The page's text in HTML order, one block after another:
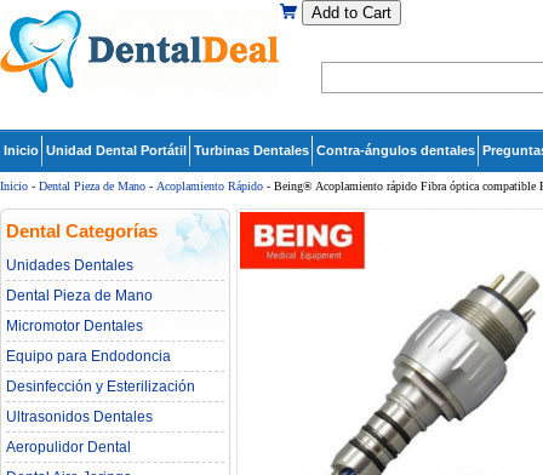
Add to Cart
Inicio Unidad Dental Portátil Turbinas Dentales Contra-ángulos dentales
Inicio - Dental Pieza de Mano - Acoplamiento Rápido - Being® Acoplamiento rápido Fibra óptica compatible
Dental Categorías
Unidades Dentales
Dental Pieza de Mano
Micromotor Dentales
Equipo para Endodoncia
Desinfección y Esterilización
Ultrasonidos Dentales
Aeropulidor Dental